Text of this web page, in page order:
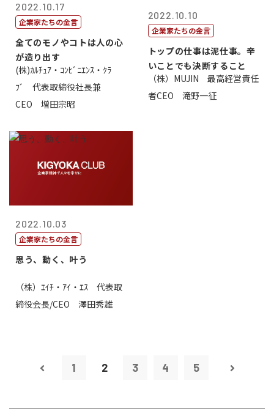
2022.10.17
企業家たちの金言
全てのモノやコトは人の心
が造り出す
(株)ｶﾙﾁｭｱ・ｺﾝﾋﾞﾆｴﾝｽ・ｸﾗ
ﾌﾞ 代表取締役社長兼
CEO 増田宗昭
2022.10.10
企業家たちの金言
トップの仕事は泥仕事。辛
いことでも決断すること
（株）MUJIN 最高経営責任
者CEO 滝野一征
2022.10.03
企業家たちの金言
思う、動く、叶う
（株）ｴｲﾁ・ｱｲ・ｴｽ 代表取
締役会長/CEO 澤田秀雄
1 2 3 4 5